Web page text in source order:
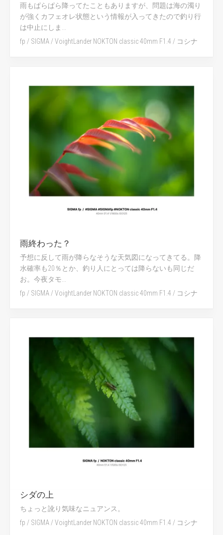
雨もぱらぱら降ってたこともありますが、問題は海の濁り
が強くカフェオレ状態という情報が入ってきたので釣り行
は中止にしま...
fp / SIGMA/ VoightLander NOKTON classic 40mm F1.4 / コシナ
雨終わった？
予想に反して雨が降らなそうな天気図になってきてる。降
水確率も20％とか、釣り人にとっては降らないも同じだ
お。今夜タモ...
fp / SIGMA /VoightLander NOKTON classic 40mm F1.4 / コシナ
シダの上
ちょっと訛り気味なニュアンス。
fp / SIGMA /VoightLander NOKTON classic 40mm F1.4 / コシナ